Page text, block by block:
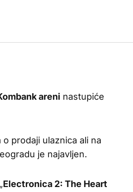
areni nastupiće
prodaji ulaznica ali na
je najavljen.
Electronica 2: The Heart